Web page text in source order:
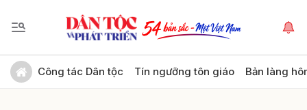
Công tác Dân tộc Tín ngưỡng tôn giáo Bản làng
Gửi bình luận